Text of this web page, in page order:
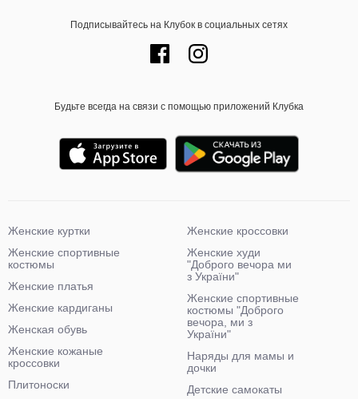
Подписывайтесь на Клубок в социальных сетях
Будьте всегда на связи с помощью приложений Клубка
Женские куртки
Женские спортивные
костюмы
Женские платья
Женские кардиганы
Женская обувь
Женские кожаные
кроссовки
Плитоноски
Женские кроссовки
Женские худи
"Доброго вечора ми
з України"
Женские спортивные
костюмы "Доброго
вечора, ми з
України"
Наряды для мамы и
дочки
Детские самокаты